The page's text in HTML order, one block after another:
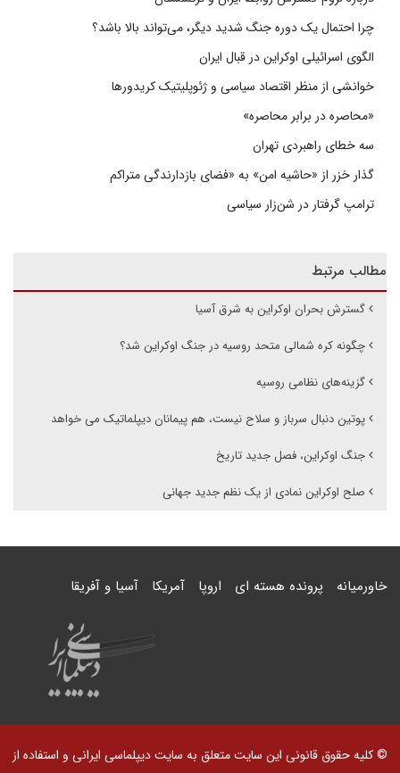
چرا احتمال یک دوره جنگ شدید دیگر، می‌تواند بالا باشد؟
الگوی اسرائیلی اوکراین در قبال ایران
خوانشی از منظر اقتصاد سیاسی و ژئوپلیتیک کریدورها
«محاصره در برابر محاصره»
سه خطای راهبردی تهران
گذار خزر از «حاشیه امن» به «فضای بازدارندگی متراکم
ترامپ گرفتار در شن‌زار سیاسی
مطالب مرتبط
گسترش بحران اوکراین به شرق آسیا
چگونه کره شمالی متحد روسیه در جنگ اوکراین شد؟
گزینه‌های نظامی روسیه
پوتین دنبال سرباز و سلاح نیست، هم پیمانان دیپلماتیک می خواهد
جنگ اوکراین، فصل جدید تاریخ
صلح اوکراین نمادی از یک نظم جدید جهانی
خاورمیانه پرونده هسته ای اروپا آمریکا آسیا و آفریقا
© کلیه حقوق قانونی این سایت متعلق به سایت دیپلماسی ایرانی و استفاده از